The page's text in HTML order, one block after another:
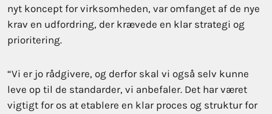
nyt koncept for virksomheden, var omfanget af de nye
krav en udfordring, der krævede en klar strategi og
prioritering.
“Vi er jo rådgivere, og derfor skal vi også selv kunne
leve op til de standarder, vi anbefaler. Det har været
vigtigt for os at etablere en klar proces og struktur for